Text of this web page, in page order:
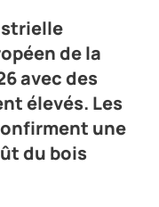
de la
avec des
élevés. Les
une
du bois